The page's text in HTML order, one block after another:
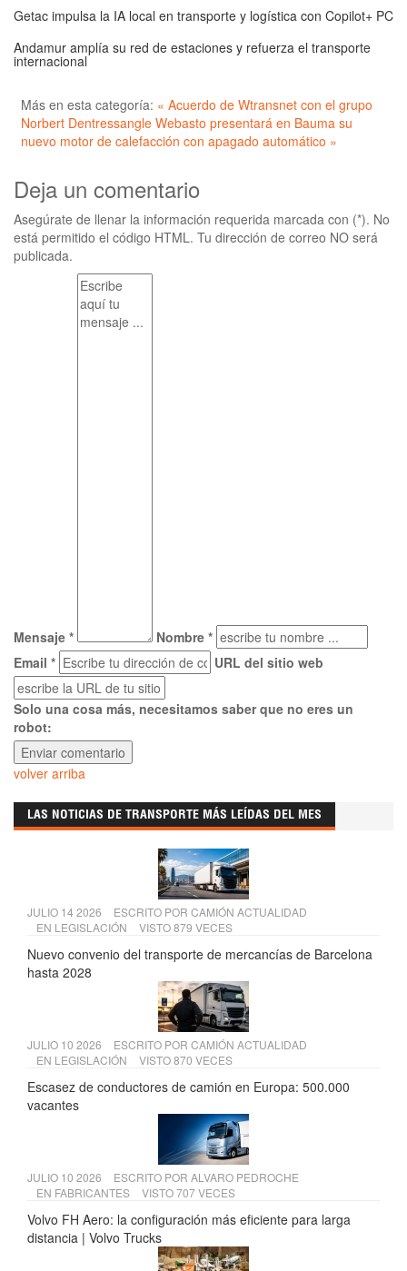
Getac impulsa la IA local en transporte y logística con Copilot+ PC
Andamur amplía su red de estaciones y refuerza el transporte
internacional
Más en esta categoría: « Acuerdo de Wtransnet con el grupo
Norbert Dentressangle Webasto presentará en Bauma su
nuevo motor de calefacción con apagado automático »
Deja un comentario
Asegúrate de llenar la información requerida marcada con (*). No
está permitido el código HTML. Tu dirección de correo NO será
publicada.
Mensaje *
Nombre *
Email *
URL del sitio web
Solo una cosa más, necesitamos saber que no eres un
robot:
volver arriba
LAS NOTICIAS DE TRANSPORTE MÁS LEÍDAS DEL MES
JULIO 14 2026 ESCRITO POR CAMIÓN ACTUALIDAD
EN LEGISLACIÓN VISTO 879 VECES
Nuevo convenio del transporte de mercancías de Barcelona
hasta 2028
JULIO 10 2026 ESCRITO POR CAMIÓN ACTUALIDAD
EN LEGISLACIÓN VISTO 870 VECES
Escasez de conductores de camión en Europa: 500.000
vacantes
JULIO 10 2026 ESCRITO POR ALVARO PEDROCHE
EN FABRICANTES VISTO 707 VECES
Volvo FH Aero: la configuración más eficiente para larga
distancia | Volvo Trucks